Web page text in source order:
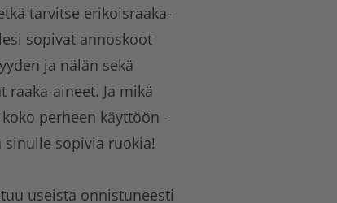
tarvitse erikoisraaka-
sopivat annoskoot
ja nälän sekä
aineet. Ja mikä
perheen käyttöön -
sinulle sopivia ruokia!
useista onnistuneesti